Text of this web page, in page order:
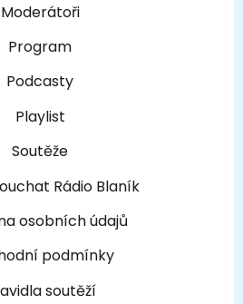
Moderátoři
Program
Podcasty
Playlist
Soutěže
Rádio Blaník
osobních údajů
podmínky
soutěží